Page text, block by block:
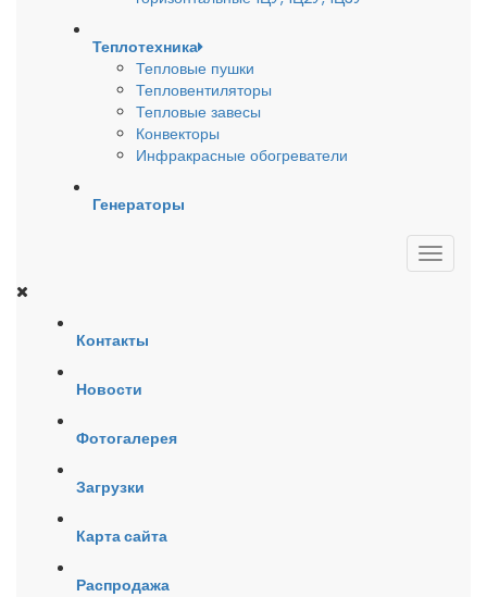
Теплотехника
Тепловые пушки
Тепловентиляторы
Тепловые завесы
Конвекторы
Инфракрасные обогреватели
Генераторы
Контакты
Новости
Фотогалерея
Загрузки
Карта сайта
Распродажа